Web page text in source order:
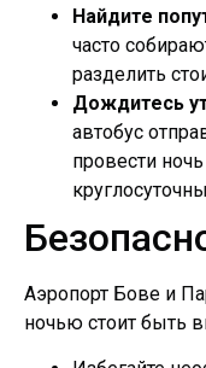
Найдите
часто
разделить
Дождитесь
автобус
провести
Аэропорт Бове и
ночью стоит быть